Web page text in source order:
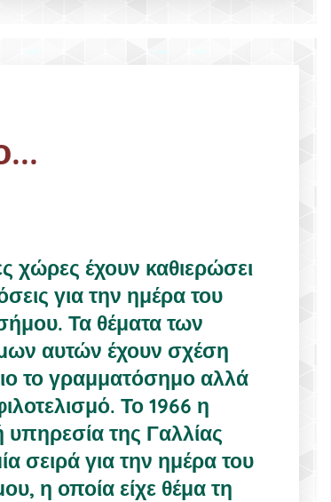
χώρες έχουν καθιερώσει
για την ημέρα του
Τα θέματα των
αυτών έχουν σχέση
το γραμματόσημο αλλά
Το 1966 η
υπηρεσία της Γαλλίας
σειρά για την ημέρα του
η οποία είχε θέμα τη